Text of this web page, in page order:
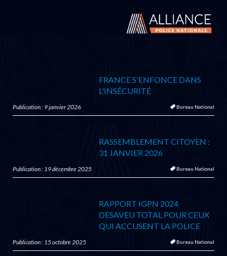
FRANCE S'ENFONCE DANS
L'INSÉCURITÉ
Publication : 9 janvier 2026 Bureau National
RASSEMBLEMENT CITOYEN :
31 JANVIER 2026
Publication : 19 décembre 2025 Bureau National
RAPPORT IGPN 2024
DESAVEU TOTAL POUR CEUX
QUI ACCUSENT LA POLICE
Publication : 15 octobre 2025 Bureau National